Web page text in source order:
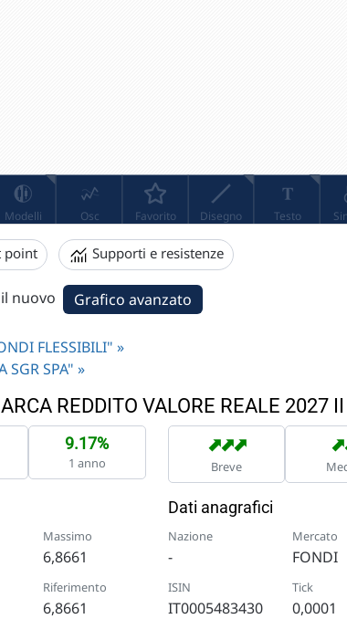
point Supporti e resistenze
il nuovo Grafico avanzato
FLESSIBILI" »
SPA" »
REDDITO VALORE REALE 2027 II
9.17%
1 anno
➡
➡
➡
Breve
Massimo
6,8661
Riferimento
6,8661
Dati anagrafici
Nazione
-
Mercato
FONDI
ISIN
IT0005483430
Tick
0,0001